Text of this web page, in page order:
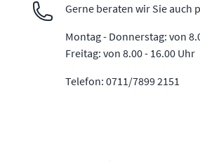
Gerne beraten wir Sie auch
Montag - Donnerstag: von
Freitag: von 8.00 - 16.00 Uhr
Telefon: 0711/7899 2151